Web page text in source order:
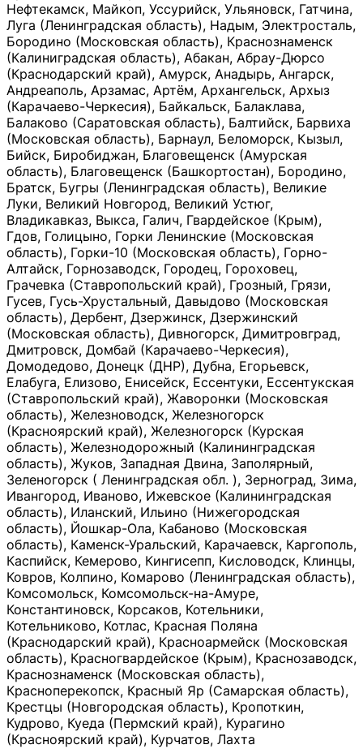
Нефтекамск, Майкоп, Уссурийск, Ульяновск, Гатчина,
Луга (Ленинградская область), Надым, Электросталь,
Бородино (Московская область), Краснознаменск
(Калиниградская область), Абакан, Абрау-Дюрсо
(Краснодарский край), Амурск, Анадырь, Ангарск,
Андреаполь, Арзамас, Артём, Архангельск, Архыз
(Карачаево-Черкесия), Байкальск, Балаклава,
Балаково (Саратовская область), Балтийск, Барвиха
(Московская область), Барнаул, Беломорск, Кызыл,
Бийск, Биробиджан, Благовещенск (Амурская
область), Благовещенск (Башкортостан), Бородино,
Братск, Бугры (Ленинградская область), Великие
Луки, Великий Новгород, Великий Устюг,
Владикавказ, Выкса, Галич, Гвардейское (Крым),
Гдов, Голицыно, Горки Ленинские (Московская
область), Горки-10 (Московская область), Горно-
Алтайск, Горнозаводск, Городец, Гороховец,
Грачевка (Ставропольский край), Грозный, Грязи,
Гусев, Гусь-Хрустальный, Давыдово (Московская
область), Дербент, Дзержинск, Дзержинский
(Московская область), Дивногорск, Димитровград,
Дмитровск, Домбай (Карачаево-Черкесия),
Домодедово, Донецк (ДНР), Дубна, Егорьевск,
Елабуга, Елизово, Енисейск, Ессентуки, Ессентукская
(Ставропольский край), Жаворонки (Московская
область), Железноводск, Железногорск
(Красноярский край), Железногорск (Курская
область), Железнодорожный (Калининградская
область), Жуков, Западная Двина, Заполярный,
Зеленогорск ( Ленинградская обл. ), Зерноград, Зима,
Ивангород, Иваново, Ижевское (Калининградская
область), Иланский, Ильино (Нижегородская
область), Йошкар-Ола, Кабаново (Московская
область), Каменск-Уральский, Карачаевск, Каргополь,
Каспийск, Кемерово, Кингисепп, Кисловодск, Клинцы,
Ковров, Колпино, Комарово (Ленинградская область),
Комсомольск, Комсомольск-на-Амуре,
Константиновск, Корсаков, Котельники,
Котельниково, Котлас, Красная Поляна
(Краснодарский край), Красноармейск (Московская
область), Красногвардейское (Крым), Краснозаводск,
Краснознаменск (Московская область),
Красноперекопск, Красный Яр (Самарская область),
Крестцы (Новгородская область), Кропоткин,
Кудрово, Куеда (Пермский край), Курагино
(Красноярский край), Курчатов, Лахта